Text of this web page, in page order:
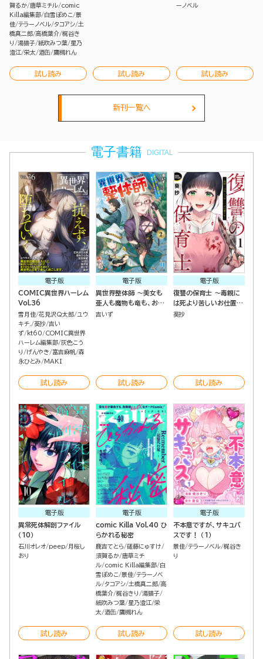
賀るか 唐草ミチル comic
Killa編集部 白雪ぽめこ 景
佳 テラーノベル タコアシ 土
橋真二郎 高橋葉介 梶谷き
り
湯猫子 紙吹みつ葉 星乃
澄江 栄太 酒缶 鷹槻れん
試し読み 試し読み
ーノベル
試し読み
新刊一覧へ
電子書籍 DIGITAL
電子版
COMIC異世界ハーレム
Vol.36
雪月佳 花見沢Q太郎 ユウ
キチ.
葵抄 吉い
ず
kt60
COMIC異世界
ハーレム編集部 灰色こう
り
げんやき 富吉麻帆
森
永ひとみ
MAKI
試し読み
電子版
異世界整体師 ～美女も
亜人も魔物も竜も、お前
ら全員揉みほぐす!!～
吉いず
試し読み
電子版
復讐の保育士 ～毒親に
は死より苦しいお仕置き
を～（分冊版）
葵抄
試し読み
電子版
異常死体解剖ファイル
（10）
石川オレオ peep
月桜し
おり
試し読み
電子版
comic Killa Vol.40 ひ
らかれる秘密
鹿吉てとら 磋藤にゅすけ
須賀るか 唐草ミチ
ル comic Killa編集部 白
雪ぽめこ 景佳 テラーノベ
ル タコアシ 土橋真二郎 高
橋葉介 梶谷きり
湯猫子
紙吹みつ葉 星乃澄江 栄
太 酒缶 鷹槻れん
試し読み
電子版
不本意ですが、サキュバ
スです！ （1）
景佳 テラーノベル 梶谷き
り
試し読み